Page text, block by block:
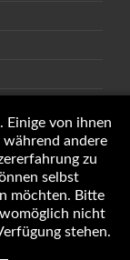
Einige von ihnen
andere
zu
selbst
möchten. Bitte
nicht
stehen.